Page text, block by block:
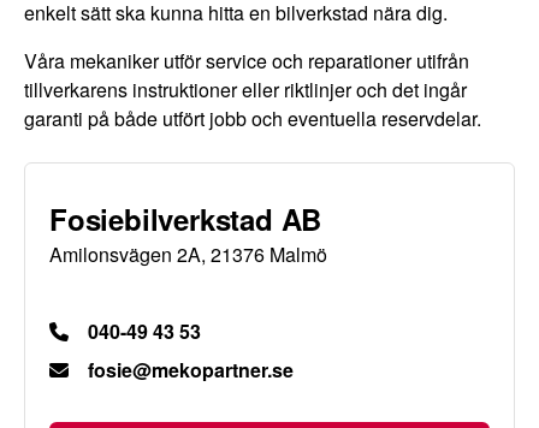
enkelt sätt ska kunna hitta en bilverkstad nära dig.
Våra mekaniker utför service och reparationer utifrån
tillverkarens instruktioner eller riktlinjer och det ingår
garanti på både utfört jobb och eventuella reservdelar.
Fosiebilverkstad AB
Amilonsvägen 2A, 21376 Malmö
040-49 43 53
fosie@mekopartner.se